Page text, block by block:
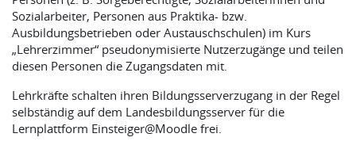
Sozialarbeiter, Personen aus Praktika- bzw.
Ausbildungsbetrieben oder Austauschschulen) im Kurs
„Lehrerzimmer“ pseudonymisierte Nutzerzugänge und teilen
diesen Personen die Zugangsdaten mit.
Lehrkräfte schalten ihren Bildungsserverzugang in der Regel
selbständig auf dem Landesbildungsserver für die
Lernplattform Einsteiger@Moodle frei.